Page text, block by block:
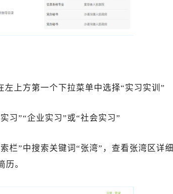
左上方第一个下拉菜单中选择“实习实训”
习”“企业实习”或“社会实习”
栏”中搜索关键词“张湾”，查看张湾区详细
历。